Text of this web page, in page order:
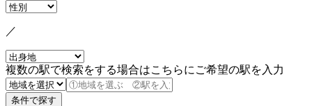
／
複数の駅で検索をする場合はこちらにご希望の駅を入力